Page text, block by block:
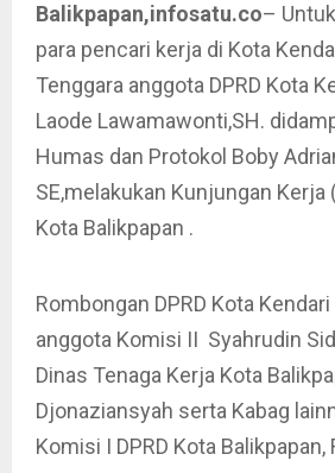
Balikpapan,infosatu.co–
para pencari kerja di Kota
Tenggara anggota DPRD Kota
Laode Lawamawonti,SH.
Humas dan Protokol Boby
SE,melakukan Kunjungan Kerja
Kota Balikpapan .
Rombongan DPRD Kota
anggota Komisi II Syahrudin
Dinas Tenaga Kerja Kota
Djonaziansyah serta Kabag
Komisi I DPRD Kota